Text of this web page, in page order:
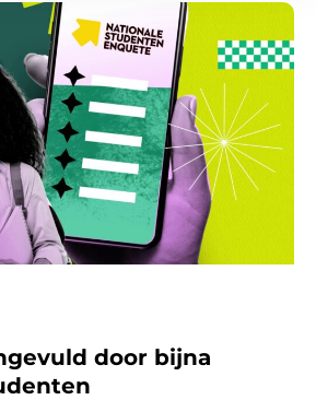
door bijna